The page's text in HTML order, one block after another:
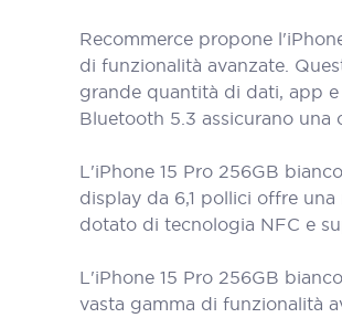
Recommerce propone
di funzionalità avanzate.
grande quantità di dati, app
Bluetooth 5.3 assicurano una
L'iPhone 15 Pro 256GB
display da 6,1 pollici offre
dotato di tecnologia NFC e
L'iPhone 15 Pro 256GB
vasta gamma di funzionalità